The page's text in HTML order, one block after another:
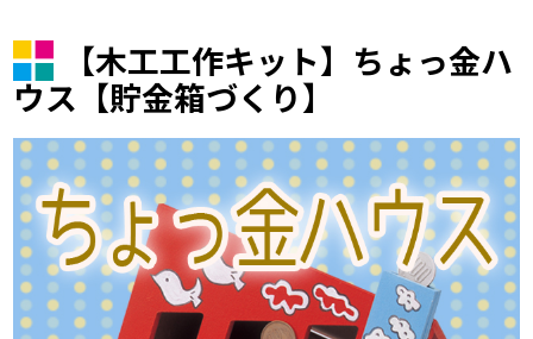
【木工工作キット】ちょっ金ハ
ウス【貯金箱づくり】